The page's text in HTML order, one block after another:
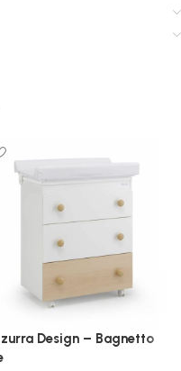
Design – Bagnetto